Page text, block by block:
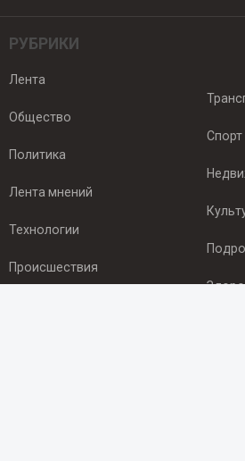
РУБРИКИ
Лента
Общество
Политика
Лента мнений
Технологии
Происшествия
Спорт